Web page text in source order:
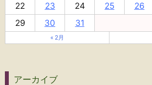
22
23 24 25 26
29
30 31
« 2月
アーカイブ